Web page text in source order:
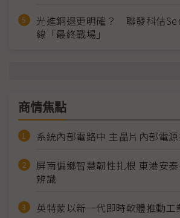
光進銅退更明確？ 聯發科估
線「最終戰場」
商情焦點
系統內部電路中 主晶片內部電
屏南偏鄉智慧韌性扎根 東港安
辨識
英特蒙以新一代即時軟體推動工